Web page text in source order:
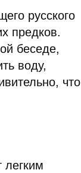
русского
предков.
беседе,
воду,
что
легким